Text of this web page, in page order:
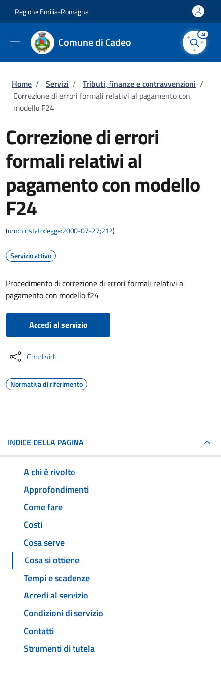
Regione Emilia-Romagna
Comune di Cadeo
AI
Briciole di pane
Home / Servizi / Tributi, finanze e contravvenzioni /
Correzione di errori formali relativi al pagamento con
modello F24
Correzione di errori
formali relativi al
pagamento con modello
F24
(urn:nir:stato:legge:2000-07-27;212)
Servizio attivo
Procedimento di correzione di errori formali relativi al
pagamento con modello f24
Accedi al servizio
Condividi
Normativa di riferimento
INDICE DELLA PAGINA
A chi è rivolto
Approfondimenti
Come fare
Costi
Cosa serve
Cosa si ottiene
Tempi e scadenze
Accedi al servizio
Condizioni di servizio
Contatti
Strumenti di tutela